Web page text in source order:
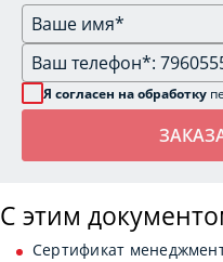
Я согласен на обработку
С этим
Сертификат